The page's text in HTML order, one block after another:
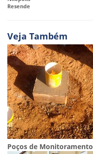
Resende
Veja Também
Poços de Monitoramento